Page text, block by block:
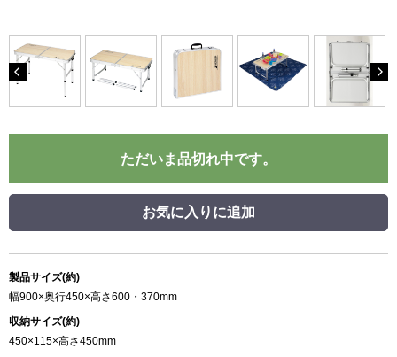
ただいま品切れ中です。
お気に入りに追加
製品サイズ(約)
幅900×奥行450×高さ600・370mm
収納サイズ(約)
450×115×高さ450mm